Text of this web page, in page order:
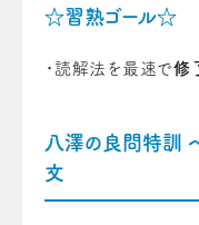
☆習熟ゴール☆
・読解法を最速で修
八澤の良問特訓
文